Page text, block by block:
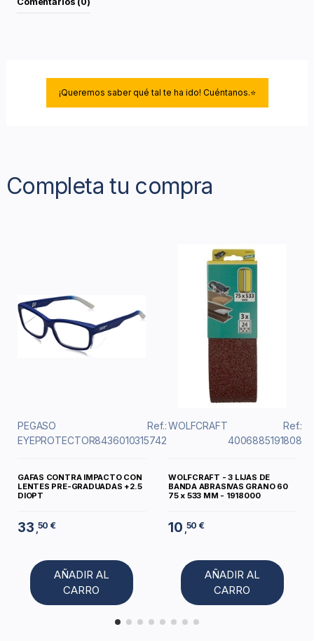
¡Queremos saber qué tal te ha ido! Cuéntanos.⭐
Completa tu compra
PEGASO
EYEPROTECTOR
Ref.:
8436010315742
GAFAS CONTRA IMPACTO CON
LENTES PRE-GRADUADAS +2.5
DIOPT
33 ,50 €
AÑADIR AL
CARRO
WOLFCRAFT
Ref.:
4006885191808
WOLFCRAFT - 3 LIJAS DE
BANDA ABRASIVAS GRANO 60
75 x 533 MM - 1918000
10 ,50 €
AÑADIR AL
CARRO